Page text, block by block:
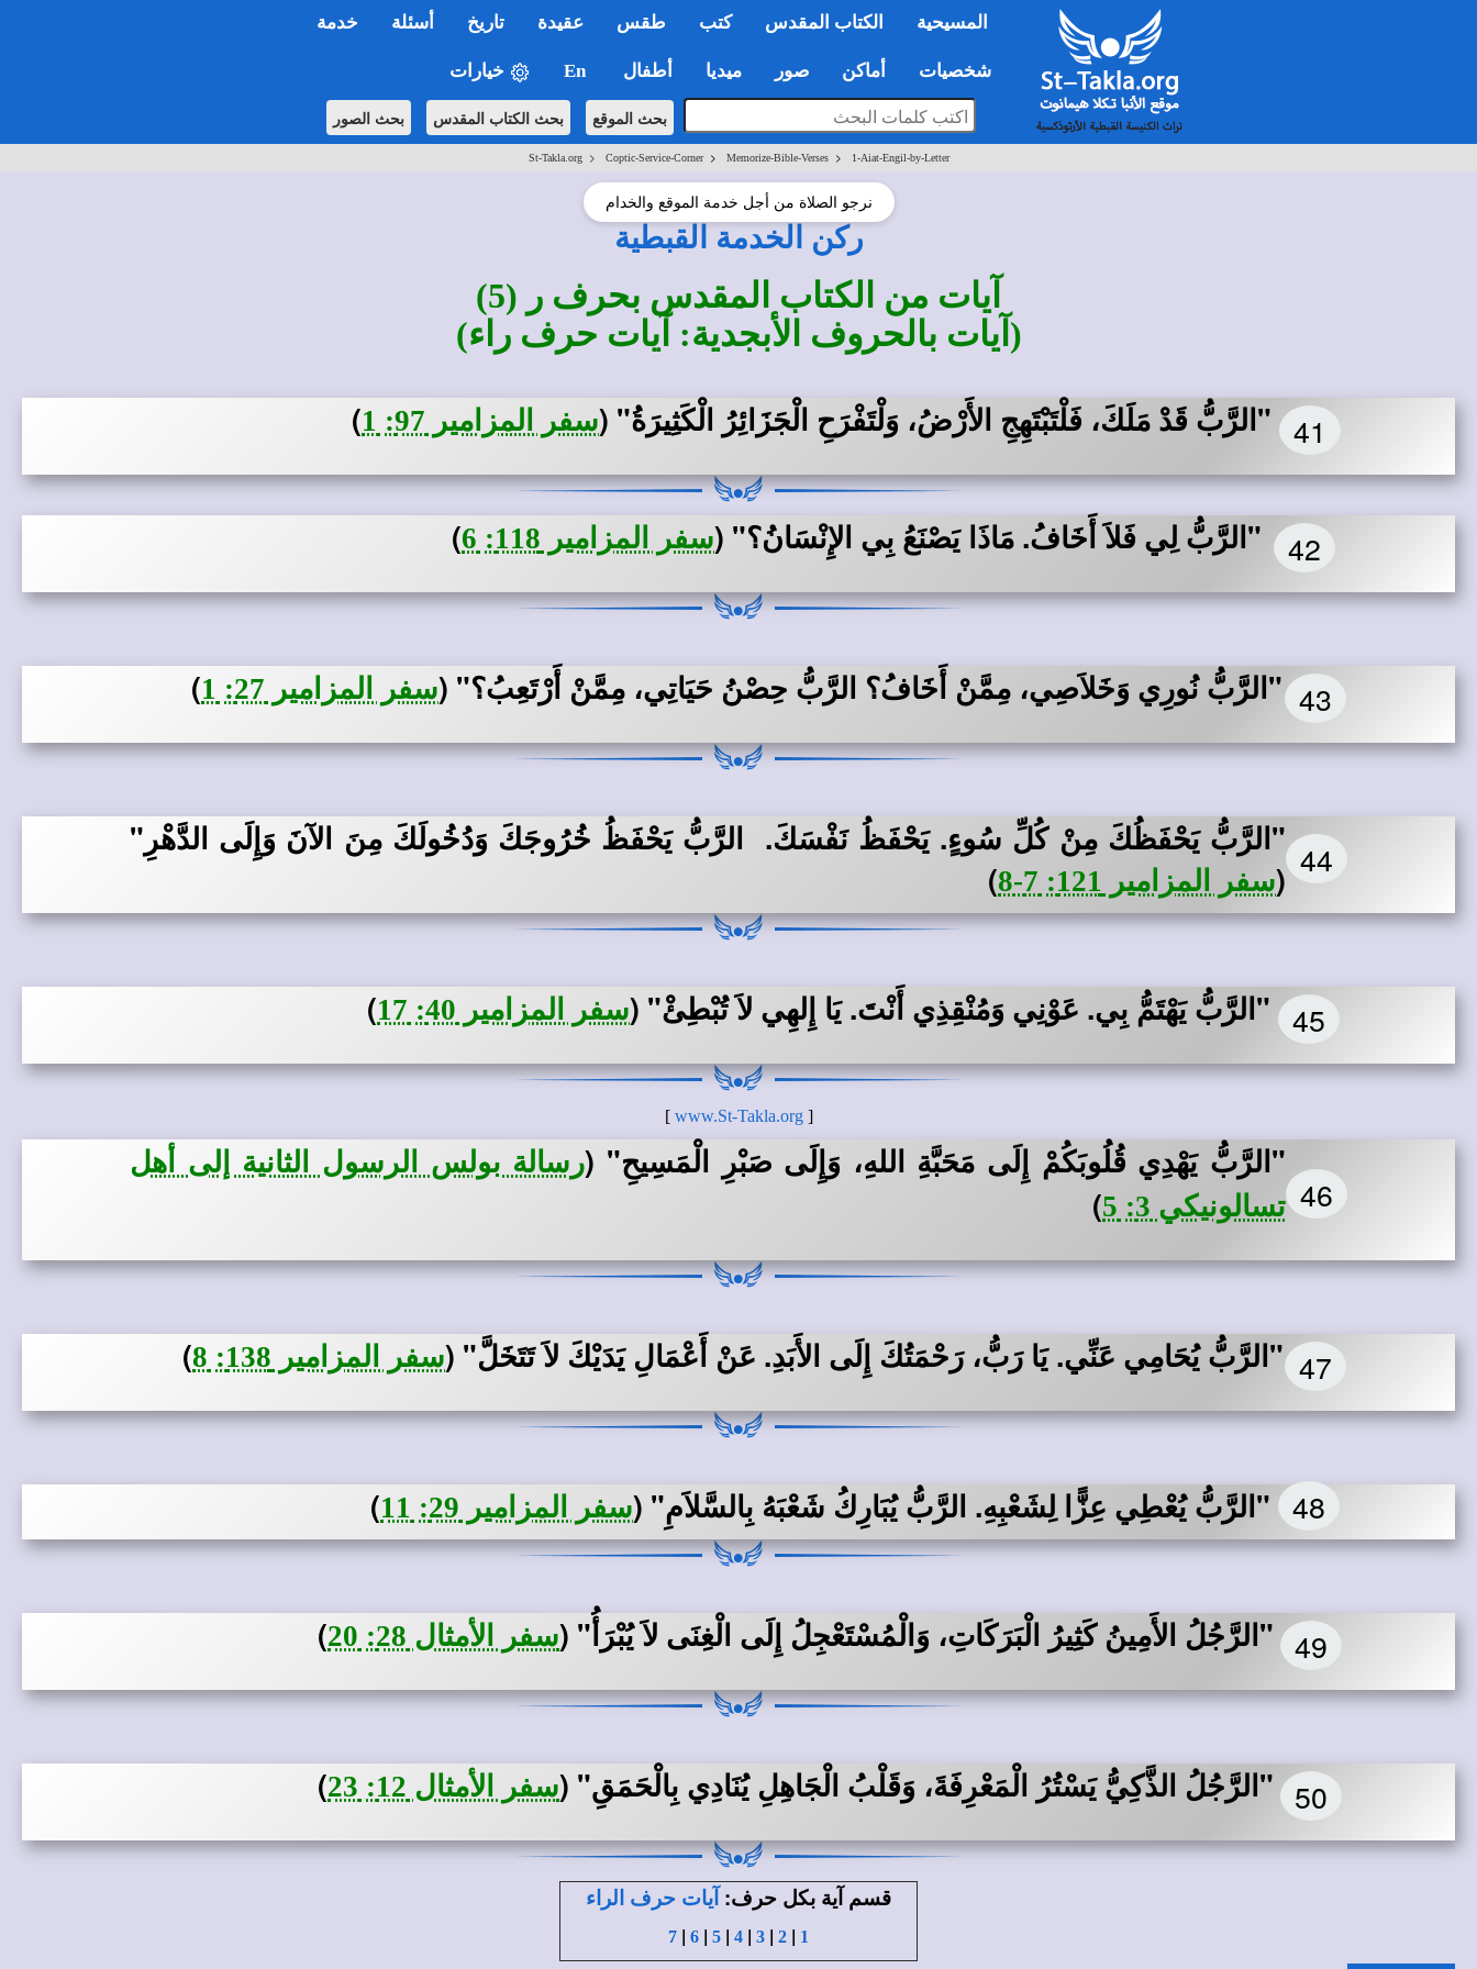
المسيحية الكتاب المقدس كتب طقس عقيدة تاريخ أسئلة خدمة
شخصيات أماكن صور ميديا أطفال En خيارات
بحث الموقع بحث الكتاب المقدس بحث الصور
St-Takla.org> Coptic-Service-Corner> Memorize-Bible-Verses> 1-Aiat-Engil-by-Letter
نرجو الصلاة من أجل خدمة الموقع والخدام
ركن الخدمة القبطية
آيات من الكتاب المقدس بحرف ر (5)
(آيات بالحروف الأبجدية: آيات حرف راء)
41 "الرَّبُّ قَدْ مَلَكَ، فَلْتَبْتَهِجِ الأَرْضُ، وَلْتَفْرَحِ الْجَزَائِرُ الْكَثِيرَةُ" (سفر المزامير 97: 1 )
42 "الرَّبُّ لِي فَلاَ أَخَافُ. مَاذَا يَصْنَعُ بِي الإِنْسَانُ؟" (سفر المزامير 118: 6 )
43 "الرَّبُّ نُورِي وَخَلاَصِي، مِمَّنْ أَخَافُ؟ الرَّبُّ حِصْنُ حَيَاتِي، مِمَّنْ أَرْتَعِبُ؟" (سفر المزامير 27: 1 )
44 "الرَّبُّ يَحْفَظُكَ مِنْ كُلِّ سُوءٍ. يَحْفَظُ نَفْسَكَ. الرَّبُّ يَحْفَظُ خُرُوجَكَ وَدُخُولَكَ مِنَ الآنَ وَإِلَى الدَّهْرِ"
(سفر المزامير 121: 7-8 )
45 "الرَّبُّ يَهْتَمُّ بِي. عَوْنِي وَمُنْقِذِي أَنْتَ. يَا إِلهِي لاَ تُبْطِئْ" (سفر المزامير 40: 17 )
[
www.St-Takla.org
]
46
"الرَّبُّ يَهْدِي قُلُوبَكُمْ إِلَى مَحَبَّةِ اللهِ، وَإِلَى صَبْرِ الْمَسِيحِ" (رسالة بولس الرسول الثانية إلى أهل
تسالونيكي 3: 5
)
47 "الرَّبُّ يُحَامِي عَنِّي. يَا رَبُّ، رَحْمَتُكَ إِلَى الأَبَدِ. عَنْ أَعْمَالِ يَدَيْكَ لاَ تَتَخَلَّ" (سفر المزامير 138: 8 )
48 "الرَّبُّ يُعْطِي عِزًّا لِشَعْبِهِ. الرَّبُّ يُبَارِكُ شَعْبَهُ بِالسَّلاَمِ" (سفر المزامير 29: 11 )
49 "الرَّجُلُ الأَمِينُ كَثِيرُ الْبَرَكَاتِ، وَالْمُسْتَعْجِلُ إِلَى الْغِنَى لاَ يُبْرَأُ" (سفر الأمثال 28: 20 )
50 "الرَّجُلُ الذَّكِيُّ يَسْتُرُ الْمَعْرِفَةَ، وَقَلْبُ الْجَاهِلِ يُنَادِي بِالْحَمَقِ" (سفر الأمثال 12: 23 )
قسم آية بكل حرف: آيات حرف الراء
1
|
2
|
3
|
4
|
5
|
6
|
7